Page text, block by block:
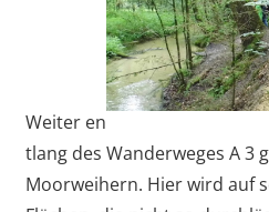
Weiter en
tlang des Wanderweges A 3
Moorweihern. Hier wird auf